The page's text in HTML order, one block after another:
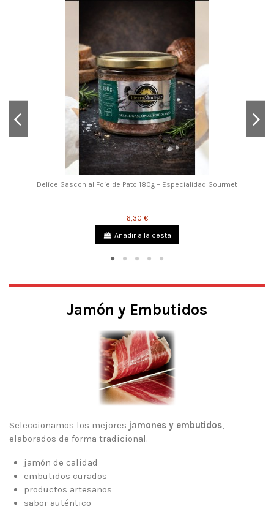
Delice Gascon al Foie de Pato 180g – Especialidad Gourmet
6,30 €
Añadir a la cesta
Jamón y Embutidos
Seleccionamos los mejores jamones y embutidos,
elaborados de forma tradicional.
jamón de calidad
embutidos curados
productos artesanos
sabor auténtico